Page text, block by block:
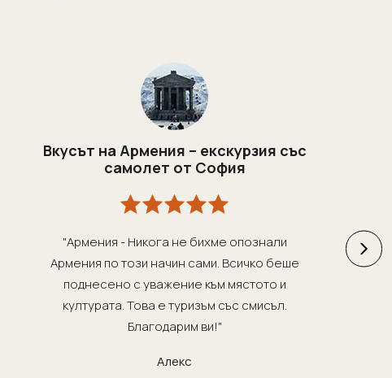
Вкусът на Армения – екскурзия със
самолет от София
"Армения - Никога не бихме опознали
Армения по този начин сами. Всичко беше
поднесено с уважение към мястото и
културата. Това е туризъм със смисъл.
Благодарим ви!"
Алекс